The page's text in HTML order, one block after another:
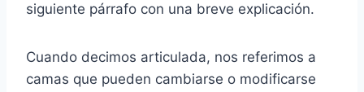
siguiente párrafo con una breve explicación.
Cuando decimos articulada, nos referimos a
camas que pueden cambiarse o modificarse